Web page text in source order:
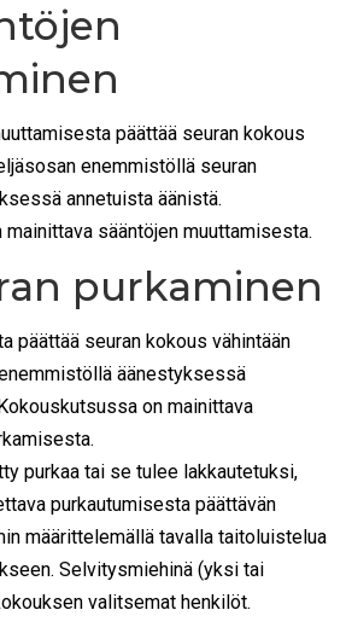
päättää seuran kokous
enemmistöllä seuran
annetuista äänistä.
sääntöjen muuttamisesta.
purkaminen
päättää seuran kokous vähintään
äänestyksessä
on mainittava
purkaa tai se tulee lakkautetuksi,
purkautumisesta päättävän
määrittelemällä tavalla taitoluistelua
Selvitysmiehinä (yksi tai
valitsemat henkilöt.